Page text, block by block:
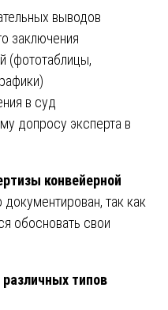
выводов
заключения
(фототаблицы,
в суд
допросу эксперта в
конвейерной
так как
обосновать свои
типов